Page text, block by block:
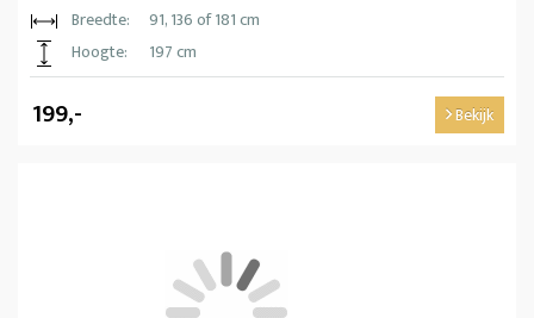
Breedte:
91, 136 of 181 cm
Hoogte:
197 cm
199,- Bekijk